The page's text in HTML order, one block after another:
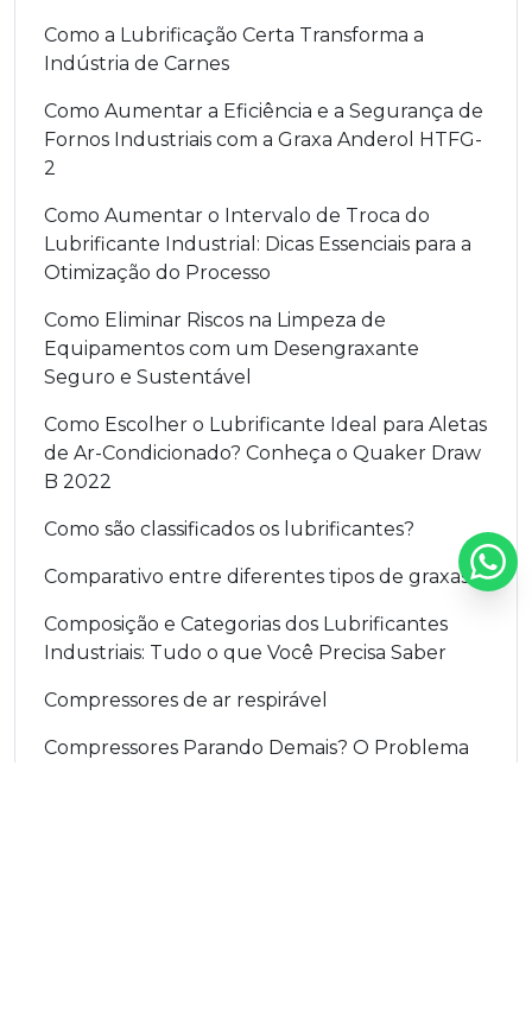
Como a Lubrificação Certa Transforma a
Indústria de Carnes
Como Aumentar a Eficiência e a Segurança de
Fornos Industriais com a Graxa Anderol HTFG-
2
Como Aumentar o Intervalo de Troca do
Lubrificante Industrial: Dicas Essenciais para a
Otimização do Processo
Como Eliminar Riscos na Limpeza de
Equipamentos com um Desengraxante
Seguro e Sustentável
Como Escolher o Lubrificante Ideal para Aletas
de Ar-Condicionado? Conheça o Quaker Draw
B 2022
Como são classificados os lubrificantes?
Comparativo entre diferentes tipos de graxas
Composição e Categorias dos Lubrificantes
Industriais: Tudo o que Você Precisa Saber
Compressores de ar respirável
Compressores Parando Demais? O Problema